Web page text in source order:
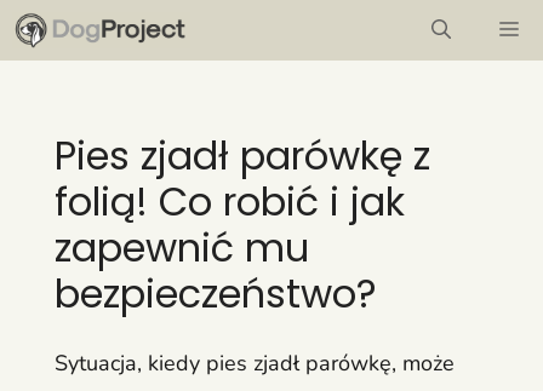
Przejdź
do
Pies zjadł parówkę z
folią! Co robić i jak
zapewnić mu
bezpieczeństwo?
Sytuacja, kiedy pies zjadł parówkę, może